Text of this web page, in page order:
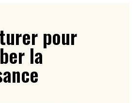
pour
la